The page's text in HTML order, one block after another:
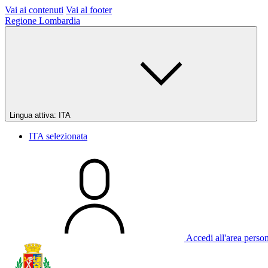
Vai ai contenuti Vai al footer
Regione Lombardia
Lingua attiva: ITA
ITA selezionata
Accedi all'area